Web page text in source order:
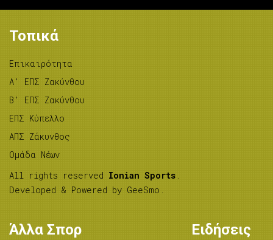
Τοπικά
Επικαιρότητα
A’ ΕΠΣ Ζακύνθου
B’ ΕΠΣ Ζακύνθου
ΕΠΣ Κύπελλο
ΑΠΣ Ζάκυνθος
Ομάδα Νέων
All rights reserved Ionian Sports .
Developed & Powered by GeeSmo .
Άλλα Σπορ Ειδήσεις